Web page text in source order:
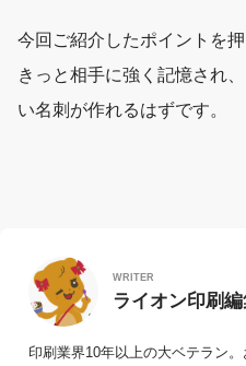
今回ご紹介したポイントを
きっと相手に強く記憶され
い名刺が作れるはずです。
WRITER
ライオン印刷
印刷業界10年以上の大ベテラン